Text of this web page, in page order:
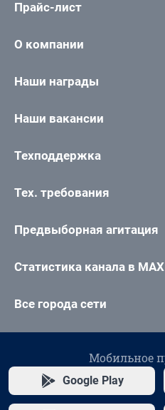
Прайс-лист
О компании
Наши награды
Наши вакансии
Техподдержка
Тех. требования
Предвыборная агитация
Статистика канала в MAX
Все города сети
Мобильное
Google Play